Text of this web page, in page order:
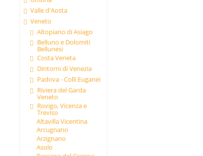
Valle d'Aosta
Veneto
Altopiano di Asiago
Belluno e Dolomiti
Bellunesi
Costa Veneta
Dintorni di Venezia
Padova - Colli Euganei
Riviera del Garda
Veneto
Rovigo, Vicenza e
Treviso
Altavilla Vicentina
Arcugnano
Arzignano
Asolo